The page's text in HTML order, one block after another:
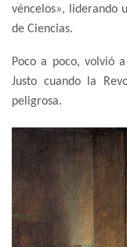
véncelos», liderando
de Ciencias.
Poco a poco, volvió
Justo cuando la
peligrosa.